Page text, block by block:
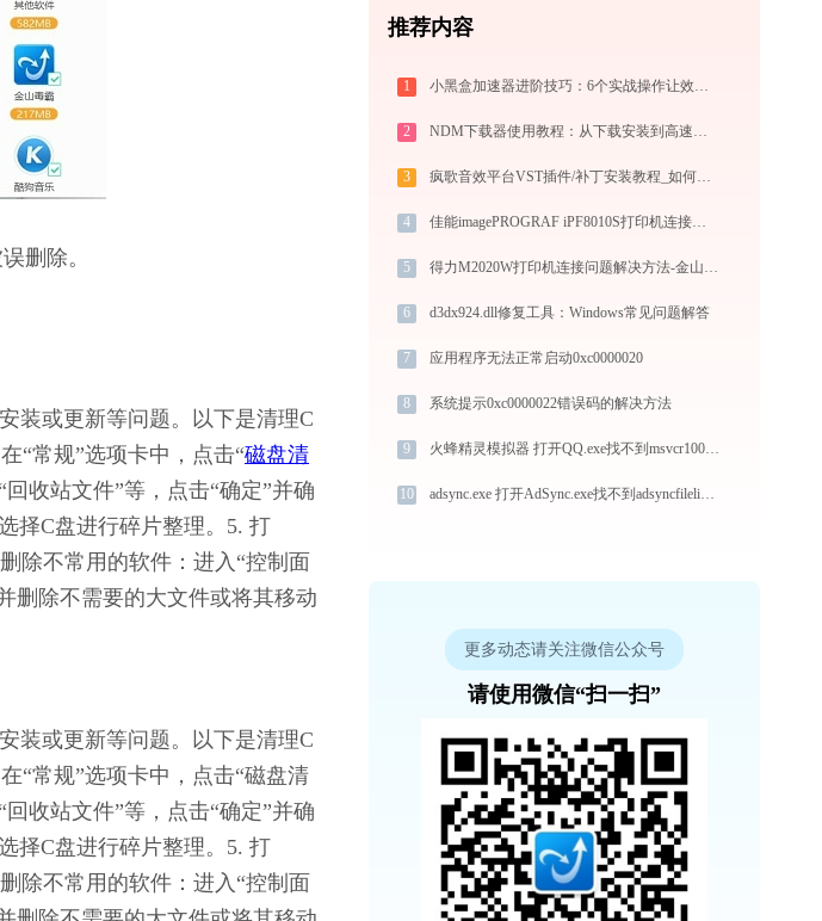
删除。
装或更新等问题。以下是清理C
“常规”选项卡中，点击“磁盘清
收站文件”等，点击“确定”并确
择C盘进行碎片整理。5. 打
除不常用的软件：进入“控制面
删除不需要的大文件或将其移动
装或更新等问题。以下是清理C
“常规”选项卡中，点击“磁盘清
收站文件”等，点击“确定”并确
择C盘进行碎片整理。5. 打
除不常用的软件：进入“控制面
推荐内容
1 小黑盒加速器进阶技巧：6个实战操作让效率翻倍
2 NDM下载器使用教程：从下载安装到高速下载全指南
3 疯歌音效平台VST插件/补丁安装教程_如何加载插件效果包
4 佳能imagePROGRAF iPF8010S打印机连接指南 - 金山毒霸
5 得力M2020W打印机连接问题解决方法-金山毒霸
6 d3dx924.dll修复工具：Windows常见问题解答
7 应用程序无法正常启动0xc0000020
8 系统提示0xc0000022错误码的解决方法
9 火蜂精灵模拟器 打开QQ.exe找不到msvcr100.dll怎么办
10 adsync.exe 打开AdSync.exe找不到adsyncfilelink.dll怎么办
更多动态请关注微信公众号
请使用微信“扫一扫”